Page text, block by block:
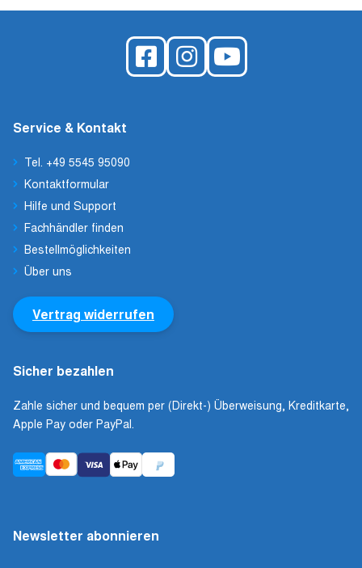
Service & Kontakt
Tel. +49 5545 95090
Kontaktformular
Hilfe und Support
Fachhändler finden
Bestellmöglichkeiten
Über uns
Vertrag widerrufen
Sicher bezahlen
Zahle sicher und bequem per (Direkt-) Überweisung, Kreditkarte,
Apple Pay oder PayPal.
Newsletter abonnieren